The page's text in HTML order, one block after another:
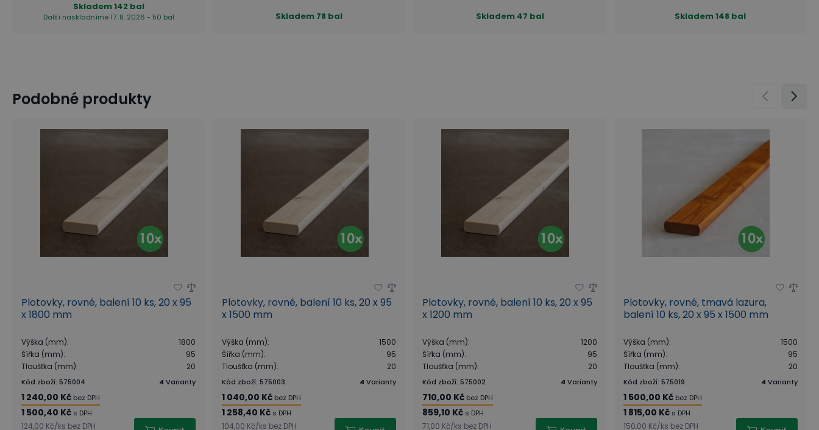
Skladem142 bal
Další naskladníme 17. 8. 2026 - 50 bal Skladem 78 bal Skladem 47 bal Skladem148 bal
Podobné produkty
Plotovky, rovné, balení 10 ks, 20 x 95
x 1800 mm
Výška (mm):
1800
Šířka (mm):
95
Tloušťka (mm): 20
Kód zboží: 575004 4 Varianty
1 240,00 Kč bez DPH
1 500,40 Kč s DPH
124,00 Kč/ks bez DPH
Plotovky, rovné, balení 10 ks, 20 x 95
x 1500 mm
Výška (mm):
1500
Šířka (mm):
95
Tloušťka (mm): 20
Kód zboží:575003 4 Varianty
1 040,00 Kč bez DPH
1 258,40 Kč s DPH
104,00 Kč/ks bez DPH
Plotovky, rovné, balení 10 ks, 20 x 95
x 1200 mm
Výška (mm):
1200
Šířka (mm):
95
Tloušťka (mm): 20
Kód zboží:575002 4 Varianty
710,00 Kč bez DPH
859,10 Kč s DPH
71,00 Kč/ks bez DPH
Plotovky, rovné, tmavá lazura,
balení 10 ks, 20 x 95 x 1500 mm
Výška (mm):
1500
Šířka (mm):
95
Tloušťka (mm): 20
Kód zboží: 575019 4 Varianty
1 500,00 Kč bez DPH
1 815,00 Kč s DPH
150,00 Kč/ks bez DPH